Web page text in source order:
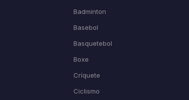
Badminton
Basebol
Basquetebol
Boxe
Críquete
Ciclismo